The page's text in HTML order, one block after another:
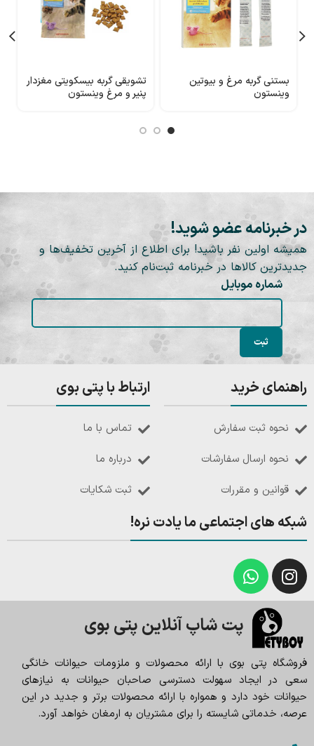
بستنی گربه مرغ و بیوتین
وینستون
تشویقی گربه بیسکویتی مغزدار
پنیر و مرغ وینستون
در خبرنامه عضو شوید!
همیشه اولین نفر باشید! برای اطلاع از آخرین تخفیف‌ها و
جدیدترین کالاها در خبرنامه ثبت‌نام کنید.
شماره موبایل
راهنمای خرید
نحوه ثبت سفارش
نحوه ارسال سفارشات
قوانین و مقررات
ارتباط با پتی بوی
تماس با ما
درباره ما
ثبت شکایات
شبکه های اجتماعی ما یادت نره!
پت شاپ آنلاین پتی بوی
فروشگاه پتی بوی با ارائه محصولات و ملزومات حیوانات خانگی
سعی در ایجاد سهولت دسترسی صاحبان حیوانات به نیازهای
حیوانات خود دارد و همواره با ارائه محصولات برتر و جدید در این
عرصه، خدماتی شایسته را برای مشتریان به ارمغان خواهد آورد.